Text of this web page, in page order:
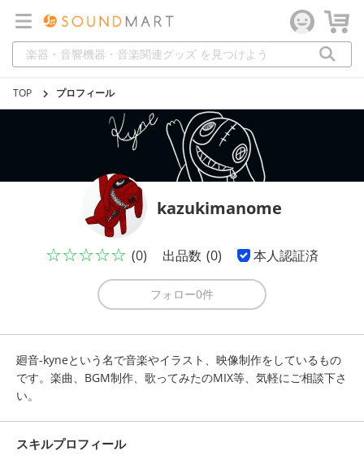
TOP プロフィール
kazukimanome
☆☆☆☆☆ (0) 出品数 (0) 本人認証済
フォロー0件
廻音-kyneという名で音楽やイラスト、映像制作をしているもの
です。楽曲、BGM制作、歌ってみたのMIX等、気軽にご相談下さ
い。
スキルプロフィール